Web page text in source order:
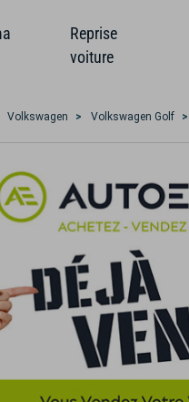
Reprise
voiture
Volkswagen Volkswagen Golf